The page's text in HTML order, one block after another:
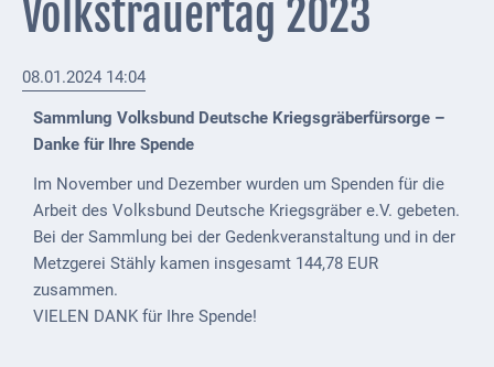
Nachrichtenarchiv
Deidesheim
Polizei +
Externe
Behörden
Infrastruktur
Volkstrauertag 2023
08.01.2024 14:04
Sammlung Volksbund Deutsche Kriegsgräberfürsorge –
Danke für Ihre Spende
Im November und Dezember wurden um Spenden für die
Arbeit des Volksbund Deutsche Kriegsgräber e.V. gebeten.
Bei der Sammlung bei der Gedenkveranstaltung und in der
Metzgerei Stähly kamen insgesamt 144,78 EUR
zusammen.
VIELEN DANK für Ihre Spende!